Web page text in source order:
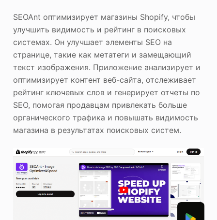
SEOAnt оптимизирует магазины Shopify, чтобы
улучшить видимость и рейтинг в поисковых
системах. Он улучшает элементы SEO на
странице, такие как метатеги и замещающий
текст изображения. Приложение анализирует и
оптимизирует контент веб-сайта, отслеживает
рейтинг ключевых слов и генерирует отчеты по
SEO, помогая продавцам привлекать больше
органического трафика и повышать видимость
магазина в результатах поисковых систем.